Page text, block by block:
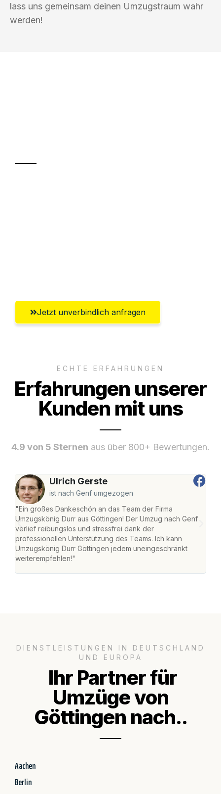
lass uns gemeinsam deinen Umzugstraum wahr
werden!
Jetzt unverbindlich anfragen
ECHTE ERFAHRUNGEN
Erfahrungen unserer
Kunden mit uns
4.9 von 5 Sternen aus über 800+ Bewertungen.
Ulrich Gerste
ist nach Genf umgezogen
"Ein großes Dankeschön an das Team der Firma
Umzugskönig Durr aus Göttingen! Der Umzug nach Genf
verlief reibungslos und stressfrei dank der
professionellen Unterstützung des Teams. Ich kann
Umzugskönig Durr Göttingen jedem uneingeschränkt
weiterempfehlen!"
DIENSTLEISTUNGEN IN DEUTSCHLAND
UND EUROPA
Ihr Partner für
Umzüge von
Göttingen nach..
Aachen
Berlin